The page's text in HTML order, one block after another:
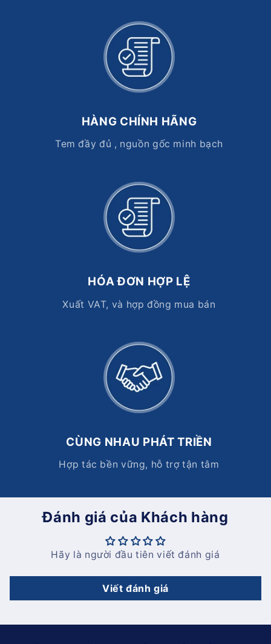
HÀNG CHÍNH HÃNG
Tem đầy đủ , nguồn gốc minh bạch
HÓA ĐƠN HỢP LỆ
Xuất VAT, và hợp đồng mua bán
CÙNG NHAU PHÁT TRIỀN
Hợp tác bền vững, hỗ trợ tận tâm
Đánh giá của Khách hàng
Hãy là người đầu tiên viết đánh giá
Viết đánh giá